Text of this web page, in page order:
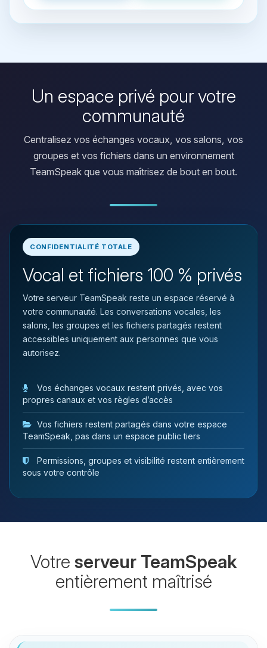
Un espace privé pour votre
communauté
Centralisez vos échanges vocaux, vos salons, vos
groupes et vos fichiers dans un environnement
TeamSpeak que vous maîtrisez de bout en bout.
CONFIDENTIALITÉ TOTALE
Vocal et fichiers 100 % privés
Votre serveur TeamSpeak reste un espace réservé à
votre communauté. Les conversations vocales, les
salons, les groupes et les fichiers partagés restent
accessibles uniquement aux personnes que vous
autorisez.
Vos échanges vocaux restent privés, avec vos
propres canaux et vos règles d’accès
Vos fichiers restent partagés dans votre espace
TeamSpeak, pas dans un espace public tiers
Permissions, groupes et visibilité restent entièrement
sous votre contrôle
Votre serveur TeamSpeak
entièrement maîtrisé
Youpi, enfin quelqu’un pour me
parler ! Moi c’est Choupy, ton petit
tu as besoin et je vais remuer mes
07/08/2026 à 22:23